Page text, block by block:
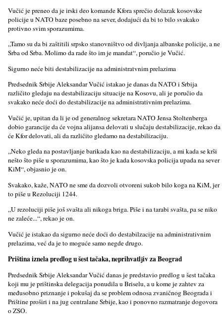
Vučić je preneo da je irski deo komande Kfora sprečio dolazak kosovske
policije u NATO baze posebno na sever, dodajući da bi to bilo svakako
protivno svim sporazumima.
„Tamo su da bi zaštitili srpsko stanovništvo od divlјanja albanske policije, a ne
Srba od Srba. Molimo da rade što im je mandat“, poručio je Vučić.
Sigurno neće biti destabilizacije na administratvnim prelazima
Predsednik Srbije Aleksandar Vučić istakao je danas da NATO i Srbija
različito gledaju na destabilizaciju situacije na Kosovu, ali je poručio da
svakako neće doći do destabilizacije na administrativnim prelazima.
Vučić je, upitan da li je od generalnog sekretara NATO Jensa Stoltenberga
dobio garancije da će vojna alijansa delovati u slučaju destabilizacije, rekao da
će Kfor delovati, ali da različito gledamo na destabilizaciju.
„Neko gleda na postavlјanje barikada kao na destabilizaciju, a mi kada se krši
nešto što piše u sporazumima, kao što je kada kosovska policija upada na sever
KiM“, objasnio je on.
Svakako, kaže, NATO ne sme da dozvoli otvoreni sukob bilo koga na KiM, jer
to piše u Rezoluciji 1244.
„U rezoluciji piše još svašta ali nikoga briga. Piše i na tarabi svašta, pa se niko
ne zaleće...“, rekao je on.
Vučić je istakao da sigurno neće doći do destabilzacije na administrativnim
prelazima, već da je to moguće samo negde drugo.
Priština iznela predlog u šest tačaka, neprihvatlјiv za Beograd
Predsednik Srbije Aleksandar Vučić danas je predstavio predlog u šest tačaka
koji mu je prištinska delegacija ponudila u Briselu, a u kome je zahtev za
međusobno priznanje i pokušaj da se problem odnosa zvaničnog Beograda i
Prištine proširi i na jug centralane Srbije, kao i ponovno razmatranje dogovora
o ZSO.